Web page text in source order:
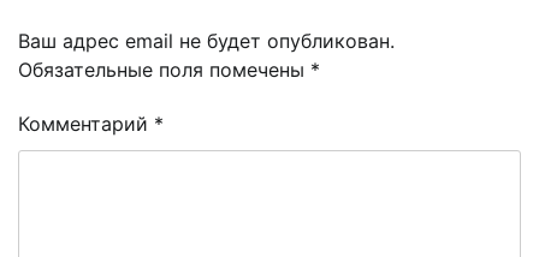
Ваш адрес email не будет опубликован.
Обязательные поля помечены *
Комментарий *